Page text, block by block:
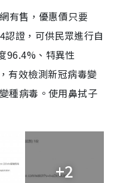
有售，優惠價只要
證，可供民眾進行自
96.4%、特異性
有效檢測新冠病毒變
種病毒。使用鼻拭子
+2